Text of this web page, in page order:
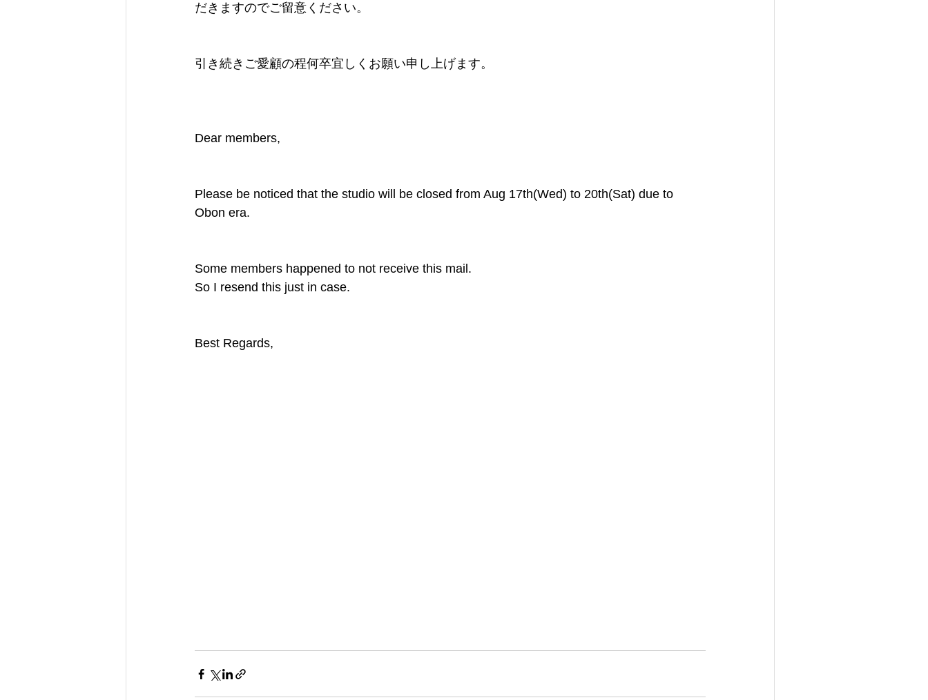
だきますのでご留意ください。
引き続きご愛顧の程何卒宜しくお願い申し上げます。
Dear members,
Please be noticed that the studio will be closed from Aug 17th(Wed) to 20th(Sat) due to
Obon era.
Some members happened to not receive this mail.
So I resend this just in case.
Best Regards,